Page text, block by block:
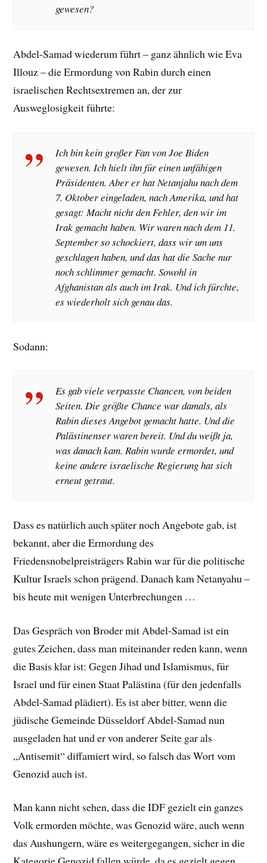
gewesen?
Abdel-Samad wiederum führt – ganz ähnlich wie Eva
Illouz – die Ermordung von Rabin durch einen
israelischen Rechtsextremen an, der zur
Ausweglosigkeit führte:
Ich bin kein großer Fan von Joe Biden
gewesen. Ich hielt ihn für einen unfähigen
Präsidenten. Aber er hat Netanjahu nach dem
7. Oktober eingeladen, nach Amerika, und hat
gesagt: Macht nicht den Fehler, den wir im
Irak gemacht haben. Wir waren nach dem 11.
September so schockiert, dass wir um uns
geschlagen haben, und das hat die Sache nur
noch schlimmer gemacht. Sowohl in
Afghanistan als auch im Irak. Und ich fürchte,
es wiederholt sich genau das.
Sodann:
Es gab viele verpasste Chancen, von beiden
Seiten. Die größte Chance war damals, als
Rabin dieses Angebot gemacht hatte. Und die
Palästinenser waren bereit. Und du weißt ja,
was danach kam. Rabin wurde ermordet, und
keine andere israelische Regierung hat sich
erneut getraut.
Dass es natürlich auch später noch Angebote gab, ist
bekannt, aber die Ermordung des
Friedensnobelpreisträgers Rabin war für die politische
Kultur Israels schon prägend. Danach kam Netanyahu –
bis heute mit wenigen Unterbrechungen …
Das Gespräch von Broder mit Abdel-Samad ist ein
gutes Zeichen, dass man miteinander reden kann, wenn
die Basis klar ist: Gegen Jihad und Islamismus, für
Israel und für einen Staat Palästina (für den jedenfalls
Abdel-Samad plädiert). Es ist aber bitter, wenn die
jüdische Gemeinde Düsseldorf Abdel-Samad nun
ausgeladen hat und er von anderer Seite gar als
„Antisemit“ diffamiert wird, so falsch das Wort vom
Genozid auch ist.
Man kann nicht sehen, dass die IDF gezielt ein ganzes
Volk ermorden möchte, was Genozid wäre, auch wenn
das Aushungern, wäre es weitergegangen, sicher in die